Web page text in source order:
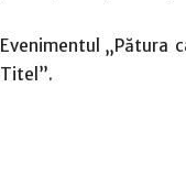
Evenimentul „Pătura
Titel”.